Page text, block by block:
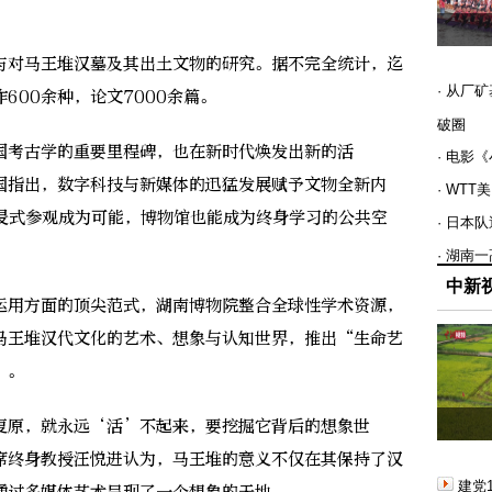
王堆汉墓及其出土文物的研究。据不完全统计，迄
600余种，论文7000余篇。
学的重要里程碑，也在新时代焕发出新的活
出，数字科技与新媒体的迅猛发展赋予文物全新内
参观成为可能，博物馆也能成为终身学习的公共空
面的顶尖范式，湖南博物院整合全球性学术资源，
王堆汉代文化的艺术、想象与认知世界，推出“生命艺
就永远‘活’不起来，要挖掘它背后的想象世
身教授汪悦进认为，马王堆的意义不仅在其保持了汉
· 从厂
破圈
· 电影
· WTT
· 日本
· 湖南
中新
建党